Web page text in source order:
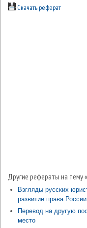
Скачать реферат
Другие рефераты на тему
Взгляды русских
развитие права России
Перевод на другую
место